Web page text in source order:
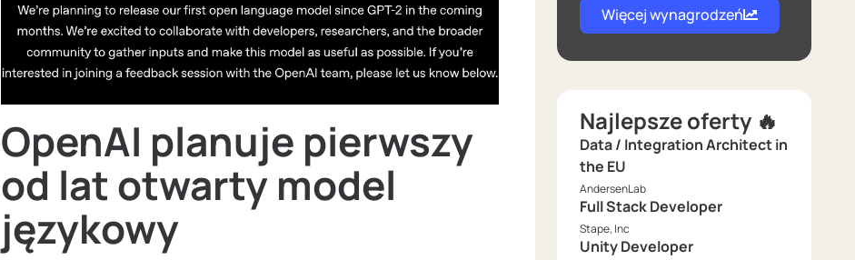
OpenAI planuje pierwszy
od lat otwarty model
językowy
Więcej wynagrodzeń
Najlepsze oferty 🔥
Data / Integration Architect in
the EU
AndersenLab
Full Stack Developer
Stape, Inc
Unity Developer